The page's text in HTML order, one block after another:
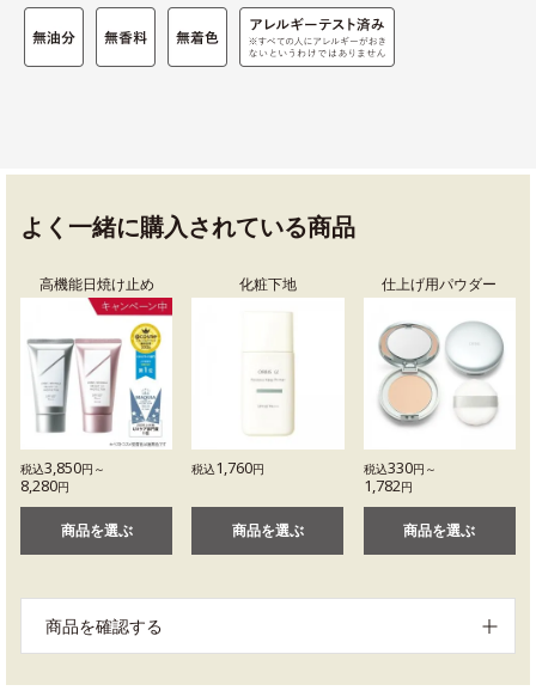
よく一緒に購入されている商品
高機能日焼け止め
税込3,850円～
8,280円
商品を選ぶ
化粧下地
税込1,760円
商品を選ぶ
仕上げ用パウダー
税込330円～
1,782円
商品を選ぶ
商品を確認する